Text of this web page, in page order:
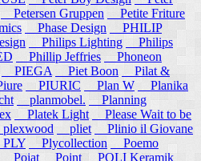
Petersen Gruppen
Petite Friture
Phase Design
PHILIP
Philips Lighting
Philips
Phillip Jeffries
Phoneon
PIEGA Piet Boon
Pilat &
PIURIC Plan W
Planika
planmobel. Planning
Platek Light
Please Wait to be
pliet
Plinio il Giovane
Plycollection
Poemo
Poiat Point
POLI Keramik